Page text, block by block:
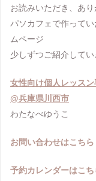
お読みいただき、あり
パソカフェで作って
ムページ
少しずつご紹介してい
女性向け個人レッスン
@兵庫県川西市
わたなべゆうこ
お問い合わせはこちら
予約カレンダーはこち